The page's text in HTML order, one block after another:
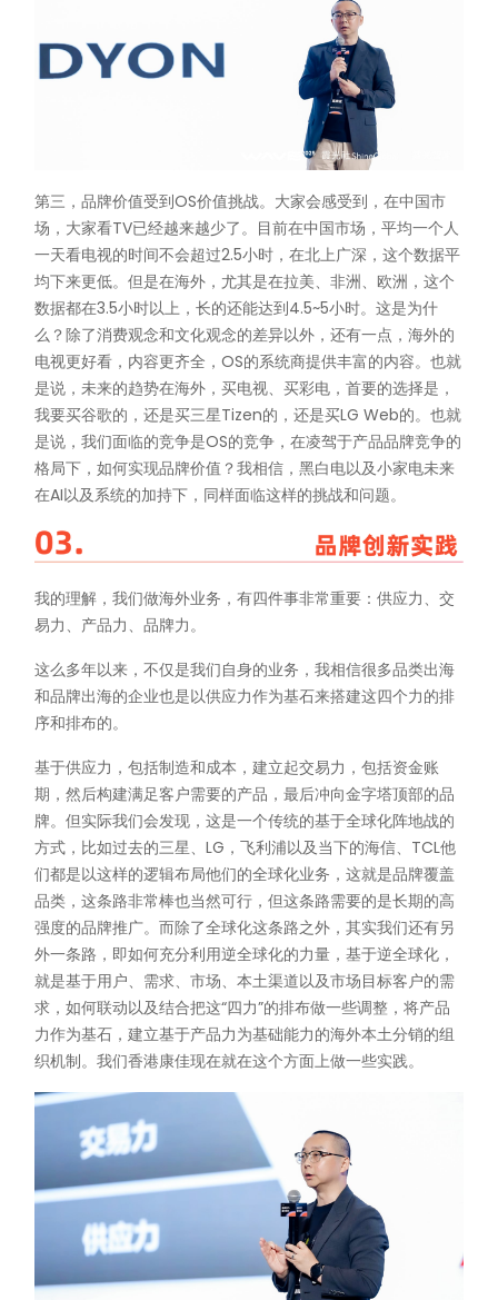
第三，品牌价值受到OS价值挑战。大家会感受到，在中国市
场，大家看TV已经越来越少了。目前在中国市场，平均一个人
一天看电视的时间不会超过2.5小时，在北上广深，这个数据平
均下来更低。但是在海外，尤其是在拉美、非洲、欧洲，这个
数据都在3.5小时以上，长的还能达到4.5~5小时。这是为什
么？除了消费观念和文化观念的差异以外，还有一点，海外的
电视更好看，内容更齐全，OS的系统商提供丰富的内容。也就
是说，未来的趋势在海外，买电视、买彩电，首要的选择是，
我要买谷歌的，还是买三星Tizen的，还是买LG Web的。也就
是说，我们面临的竞争是OS的竞争，在凌驾于产品品牌竞争的
格局下，如何实现品牌价值？我相信，黑白电以及小家电未来
在AI以及系统的加持下，同样面临这样的挑战和问题。
我的理解，我们做海外业务，有四件事非常重要：供应力、交
易力、产品力、品牌力。
这么多年以来，不仅是我们自身的业务，我相信很多品类出海
和品牌出海的企业也是以供应力作为基石来搭建这四个力的排
序和排布的。
基于供应力，包括制造和成本，建立起交易力，包括资金账
期，然后构建满足客户需要的产品，最后冲向金字塔顶部的品
牌。但实际我们会发现，这是一个传统的基于全球化阵地战的
方式，比如过去的三星、LG，飞利浦以及当下的海信、TCL他
们都是以这样的逻辑布局他们的全球化业务，这就是品牌覆盖
品类，这条路非常棒也当然可行，但这条路需要的是长期的高
强度的品牌推广。而除了全球化这条路之外，其实我们还有另
外一条路，即如何充分利用逆全球化的力量，基于逆全球化，
就是基于用户、需求、市场、本土渠道以及市场目标客户的需
求，如何联动以及结合把这“四力”的排布做一些调整，将产品
力作为基石，建立基于产品力为基础能力的海外本土分销的组
织机制。我们香港康佳现在就在这个方面上做一些实践。